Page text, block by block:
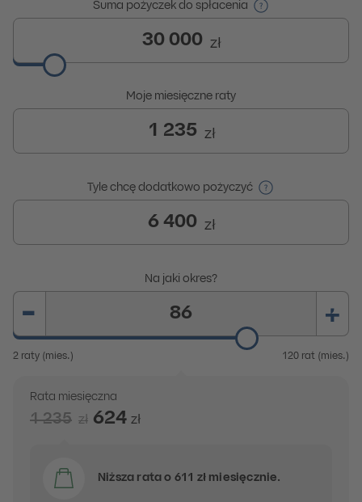
Suma pożyczek do spłacenia
Wprowadź wartość z zakresu od 1500 do 300000
Moje miesięczne raty
Wprowadź wartość
Tyle chcę dodatkowo pożyczyć
Wprowadź wartość
Na jaki okres?
-
Wprowadź wartość
+
2 raty (mies.) 120 rat (mies.)
Wyniki na podstawie wprowadzonych danych.
Rata miesięczna624 złCena przed obniżką:
Rata miesięczna
1 235 zł 624 zł
Niższa rata o 611 zł miesięcznie.